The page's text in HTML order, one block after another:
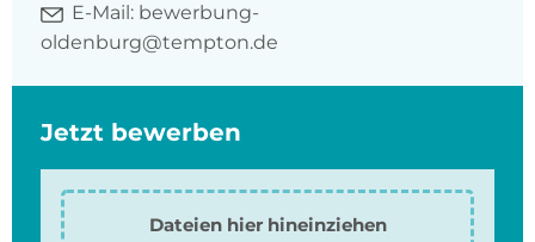
E-Mail: bewerbung-
oldenburg@tempton.de
Jetzt bewerben
Dateien hier hineinziehen